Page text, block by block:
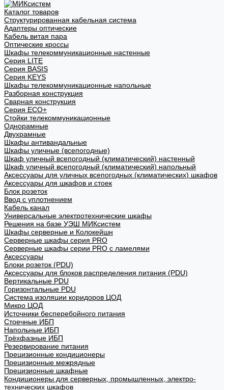
Каталог товаров
Структурированная кабельная система
Адаптеры оптические
Кабель витая пара
Оптические кроссы
Шкафы телекоммуникационные настенные
Cерия LITE
Cерия BASIS
Cерия KEYS
Шкафы телекоммуникационные напольные
Разборная конструкция
Сварная конструкция
Серия ECO+
Стойки телекоммуникационные
Однорамные
Двухрамные
Шкафы антивандальные
Шкафы уличные (всепогодные)
Шкаф уличный всепогодный (климатический) настенный
Шкаф уличный всепогодный (климатический) напольный
Аксессуары для уличных всепогодных (климатических) шкафов
Аксессуары для шкафов и стоек
Блок розеток
Ввод с уплотнением
Кабель канал
Универсальные электротехнические шкафы
Решения на базе УЭШ МИКсистем
Шкафы серверные и Колокейшн
Серверные шкафы серия PRO
Серверные шкафы серии PRO с ламелями
Аксессуары
Блоки розеток (PDU)
Аксессуары для блоков распределения питания (PDU)
Вертикальные PDU
Горизонтальные PDU
Система изоляции коридоров ЦОД
Микро ЦОД
Источники бесперебойного питания
Стоечные ИБП
Напольные ИБП
Трёхфазные ИБП
Резервирование питания
Прецизионные кондиционеры
Прецизионные межрядные
Прецизионные шкафные
Кондиционеры для серверных, промышленных, электро-
технических шкафов